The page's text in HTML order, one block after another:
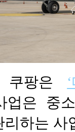
쿠팡은
은 중
하는